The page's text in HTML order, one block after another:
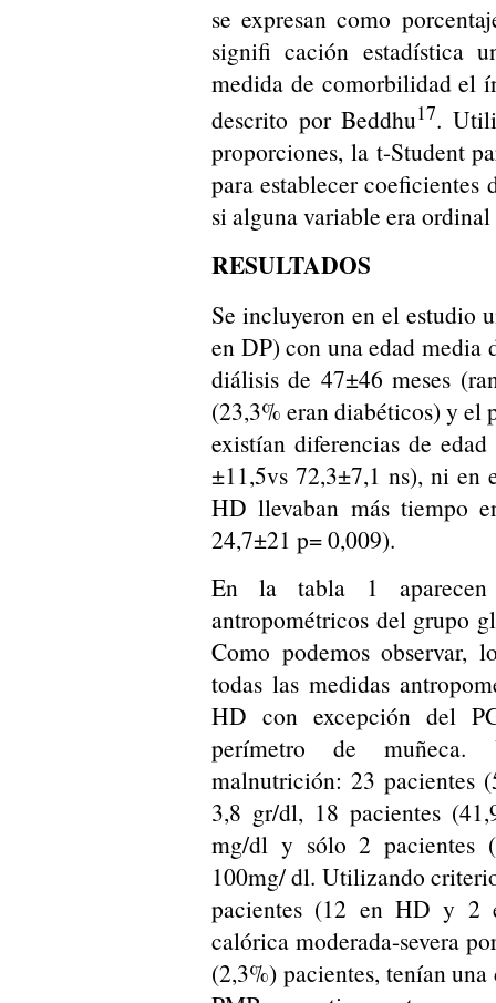
se expresan como
signifi cación estadística
medida de comorbilidad el
descrito por Beddhu17.
proporciones, la t-Student
para establecer
si alguna variable era
RESULTADOS
Se incluyeron en el estudio
en DP) con una edad
diálisis de 47±46 meses
(23,3% eran diabéticos) y el
existían diferencias de
±11,5vs 72,3±7,1 ns), ni en
HD llevaban más tiempo
24,7±21 p= 0,009).
En la tabla 1
antropométricos del grupo
Como podemos observar,
todas las medidas
HD con excepción del
perímetro de muñeca.
malnutrición: 23 pacientes
3,8 gr/dl, 18 pacientes
mg/dl y sólo 2 pacientes
100mg/ dl. Utilizando
pacientes (12 en HD y 2
calórica moderada-severa
(2,3%) pacientes, tenían